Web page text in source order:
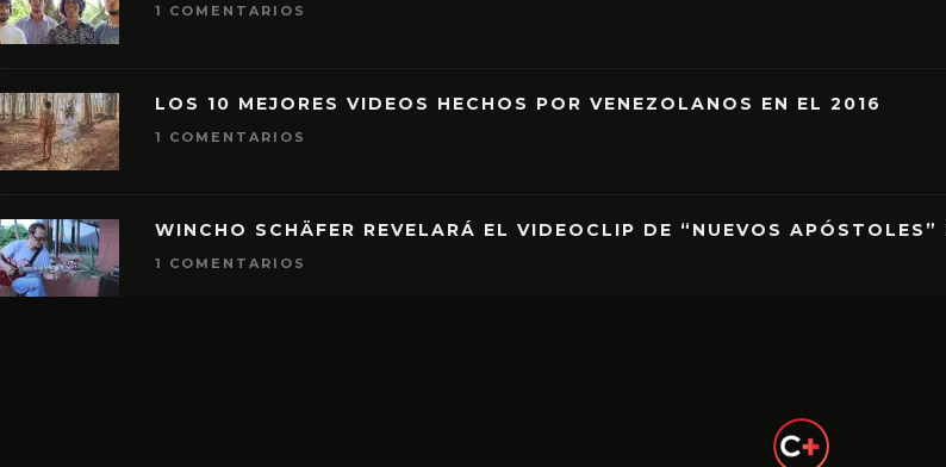
1 COMENTARIOS
LOS 10 MEJORES VIDEOS HECHOS POR VENEZOLANOS EN EL 2016
1 COMENTARIOS
WINCHO SCHÄFER REVELARÁ EL VIDEOCLIP DE “NUEVOS
1 COMENTARIOS